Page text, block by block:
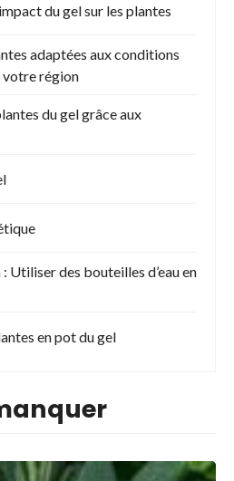
du gel sur les plantes
adaptées aux conditions
région
du gel grâce aux
Utiliser des bouteilles d’eau en
en pot du gel